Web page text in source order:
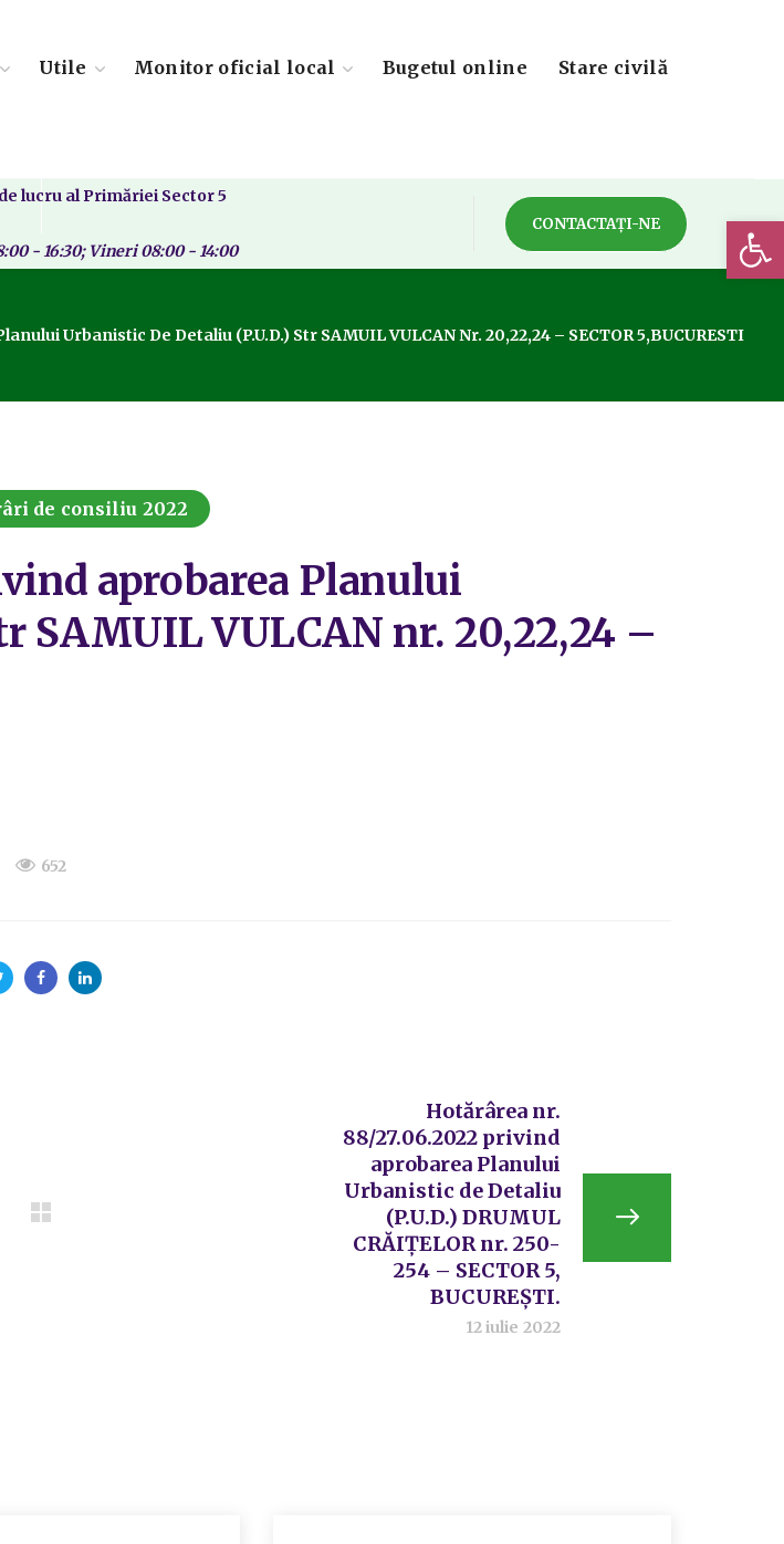
Utile Monitor oficial local Bugetul online Stare civilă
lucru al Primăriei Sector 5
- 16:30; Vineri 08:00 - 14:00
CONTACTAȚI-NE
Urbanistic De Detaliu (P.U.D.) Str SAMUIL VULCAN Nr. 20,22,24 – SECTOR 5,BUCURESTI
de consiliu 2022
aprobarea Planului
SAMUIL VULCAN nr. 20,22,24 –
652
Hotărârea nr.
88/27.06.2022 privind
aprobarea Planului
Urbanistic de Detaliu
(P.U.D.) DRUMUL
CRĂIȚELOR nr. 250-
254 – SECTOR 5,
BUCUREȘTI.
12 iulie 2022